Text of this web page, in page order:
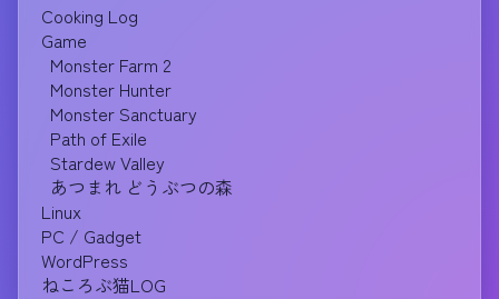
Cooking Log
Game
Monster Farm 2
Monster Hunter
Monster Sanctuary
Path of Exile
Stardew Valley
あつまれ どうぶつの森
Linux
PC / Gadget
WordPress
ねころぶ猫LOG